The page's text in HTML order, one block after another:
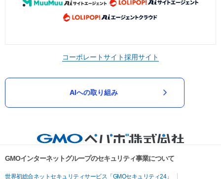
コーポレートサイト採用サイト
AIへの取り組み
GMOインターネットグループのセキュリティ事業について
世界初総合ネットセキュリティサービス「GMOセキュリティ24」